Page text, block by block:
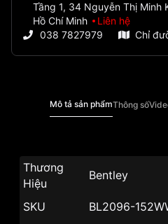
Tầng 1, 34 Nguyễn Thị Minh
Hồ Chí Minh
Liên hệ
038 7827979
Chỉ
Mô tả sản phẩmThông số
Thương
Hiệu
Bentley
SKU
BL2096-